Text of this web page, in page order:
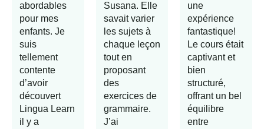
abordables
pour mes
enfants. Je
suis
tellement
contente
d’avoir
découvert
Lingua Learn
il y a
Susana. Elle
savait varier
les sujets à
chaque leçon
tout en
proposant
des
exercices de
grammaire.
J’ai
une
expérience
fantastique!
Le cours était
captivant et
bien
structuré,
offrant un bel
équilibre
entre